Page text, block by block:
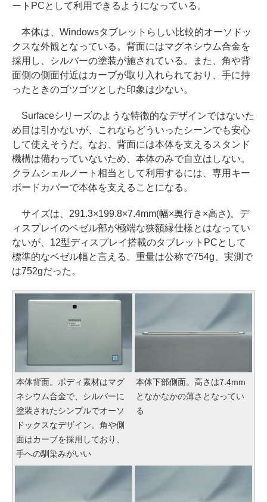
ートPCとして利用できるようになっている。
本体は、Windowsタブレットらしい比較的オーソドッ
クスな外観となっている。背面にはマグネシウム合金を
採用し、シルバーの塗装が施されている。また、角や背
面側の側面付近はカーブが取り入れられており、手に持
ったときのゴツゴツとした印象は少ない。
Surfaceシリーズのような特徴的なデザインではないた
め目は引かないが、これならどういったシーンでも安心
して使えそうだ。なお、背面には本体を支えるスタンド
機構は備わっていないため、本体のみで自立はしない。
クラムシェルノート相当として利用するには、専用キー
ボードカバーで本体を支えることになる。
サイズは、291.3×199.8×7.4mm(幅×奥行き×高さ)。デ
ィスプレイのベゼル部が極端な狭額縁仕様とはなってい
ないが、12型ディスプレイ搭載のタブレットPCとして
標準的なベゼル幅と言える。重量は公称で754g、実測で
は752gだった。
本体背面。ボディ素材はマグ
ネシウム合金で、シルバーに
塗装されたシンプルでオーソ
ドックスなデザイン。角や側
面はカーブを採用しており、
手への馴染みがいい
本体下部側面。高さは7.4mm
となかなかの薄さとなってい
る